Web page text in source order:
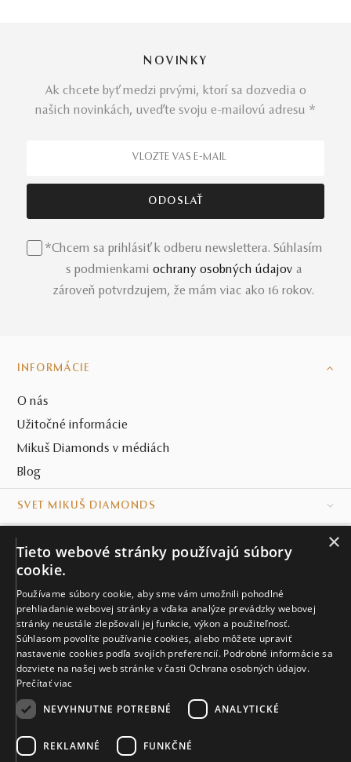
NOVINKY
Ak chcete byť medzi prvými, ktorí sa dozvedia o
našich novinkách, uveďte svoju e-mailovú adresu *
*Chcem sa prihlásiť k odberu newslettera. Súhlasím
s podmienkami ochrany osobných údajov a
zároveň potvrdzujem, že mám viac ako 16 rokov.
INFORMÁCIE
O nás
Užitočné informácie
Mikuš Diamonds v médiách
Blog
SVET MIKUŠ DIAMONDS
KONTAKT
Naše klenotníctva
Sídlo spoločnosti
© MIKUŠ DIAMONDS, A.S. 2026. VŠETKY PRÁVA VYHRADENÉ.
×
Tieto webové stránky používajú súbory
cookie.
Používame súbory cookie, aby sme vám umožnili pohodlné
prehliadanie webovej stránky a vďaka analýze prevádzky webovej
stránky neustále zlepšovali jej funkcie, výkon a použiteľnosť.
Súhlasom povolíte používanie cookies, alebo môžete upraviť
nastavenie cookies podľa svojích preferencií. Podrobné informácie sa
dozviete na našej web stránke v časti Ochrana osobných údajov.
Prečítať viac
NEVYHNUTNE POTREBNÉ
ANALYTICKÉ
REKLAMNÉ FUNKČNÉ